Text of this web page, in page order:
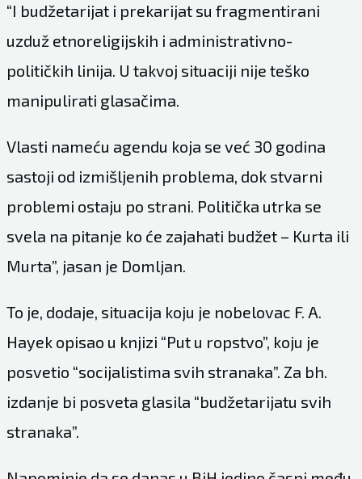
“I budžetarijat i prekarijat su fragmentirani
uzduž etnoreligijskih i administrativno-
političkih linija. U takvoj situaciji nije teško
manipulirati glasačima.
Vlasti nameću agendu koja se već 30 godina
sastoji od izmišljenih problema, dok stvarni
problemi ostaju po strani. Politička utrka se
svela na pitanje ko će zajahati budžet – Kurta ili
Murta”, jasan je Domljan.
To je, dodaje, situacija koju je nobelovac F. A.
Hayek opisao u knjizi “Put u ropstvo”, koju je
posvetio “socijalistima svih stranaka”. Za bh.
izdanje bi posveta glasila “budžetarijatu svih
stranaka”.